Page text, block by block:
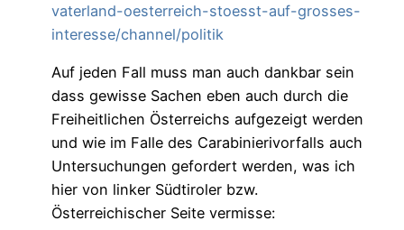
vaterland-oesterreich-stoesst-auf-grosses-
interesse/channel/politik
Auf jeden Fall muss man auch dankbar sein
dass gewisse Sachen eben auch durch die
Freiheitlichen Österreichs aufgezeigt werden
und wie im Falle des Carabinierivorfalls auch
Untersuchungen gefordert werden, was ich
hier von linker Südtiroler bzw.
Österreichischer Seite vermisse: